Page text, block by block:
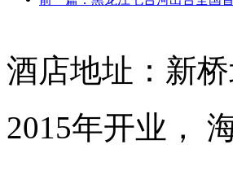
酒店地址：新
2015年开业，